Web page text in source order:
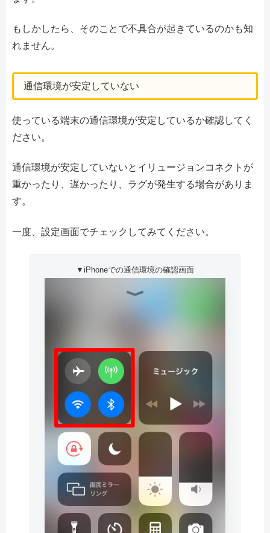
もしかしたら、そのことで不具合が起きているのかも知
れません。
通信環境が安定していない
使っている端末の通信環境が安定しているか確認してく
ださい。
通信環境が安定していないとイリュージョンコネクトが
重かったり、遅かったり、ラグが発生する場合がありま
す。
一度、設定画面でチェックしてみてください。
▼iPhoneでの通信環境の確認画面